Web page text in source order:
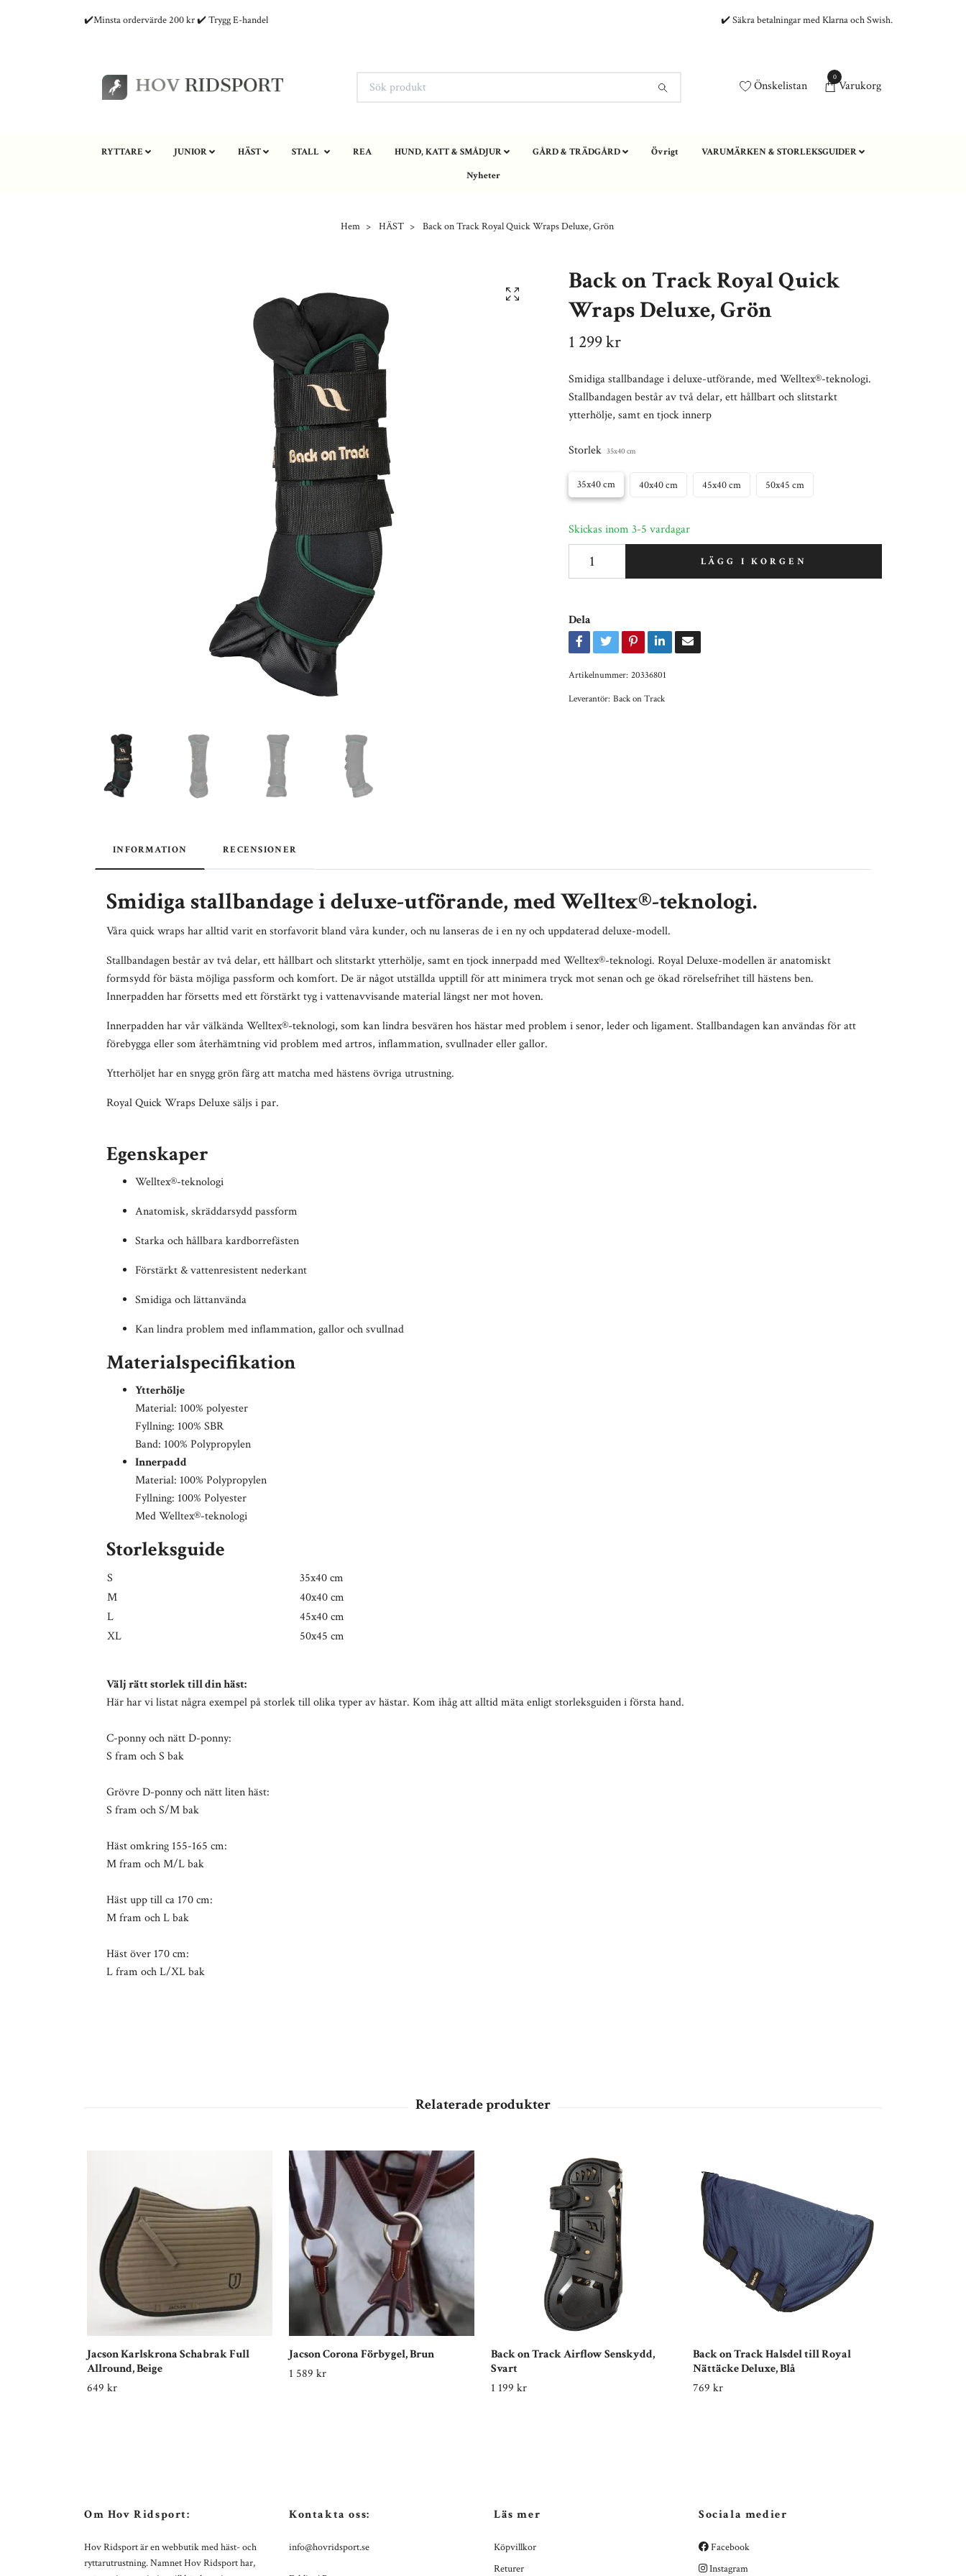
✔️Minsta ordervärde 200 kr ✔️ Trygg E-handel ✔️ Säkra betalningar med Klarna och Swish.
Önskelistan
0
Varukorg
RYTTARE JUNIOR HÄST STALL REA HUND, KATT & SMÅDJUR GÅRD & TRÄDGÅRD Övrigt VARUMÄRKEN & STORLEKSGUIDER
Nyheter
Hem HÄST Back on Track Royal Quick Wraps Deluxe, Grön
Back on Track Royal Quick
Wraps Deluxe, Grön
1 299 kr
Smidiga stallbandage i deluxe-utförande, med Welltex®-teknologi.
Stallbandagen består av två delar, ett hållbart och slitstarkt
ytterhölje, samt en tjock innerp
Storlek 35x40 cm
35x40 cm 40x40 cm 45x40 cm 50x45 cm
Skickas inom 3-5 vardagar
LÄGG I KORGEN
Dela
Artikelnummer: 20336801
Leverantör: Back on Track
INFORMATION RECENSIONER
Smidiga stallbandage i deluxe-utförande, med Welltex®-teknologi.
Våra quick wraps har alltid varit en storfavorit bland våra kunder, och nu lanseras de i en ny och uppdaterad deluxe-modell.
Stallbandagen består av två delar, ett hållbart och slitstarkt ytterhölje, samt en tjock innerpadd med Welltex®-teknologi. Royal Deluxe-modellen är anatomiskt
formsydd för bästa möjliga passform och komfort. De är något utställda upptill för att minimera tryck mot senan och ge ökad rörelsefrihet till hästens ben.
Innerpadden har försetts med ett förstärkt tyg i vattenavvisande material längst ner mot hoven.
Innerpadden har vår välkändaWelltex®-teknologi, som kan lindra besvären hos hästar med problem i senor, leder och ligament. Stallbandagen kan användas för att
förebygga eller som återhämtning vid problem med artros, inflammation, svullnader eller gallor.
Ytterhöljet har en snygg grön färg att matcha med hästens övriga utrustning.
Royal Quick Wraps Deluxe säljs i par.
Egenskaper
Welltex®-teknologi
Anatomisk, skräddarsydd passform
Starka och hållbara kardborrefästen
Förstärkt & vattenresistent nederkant
Smidiga och lättanvända
Kan lindra problem med inflammation, gallor och svullnad
Materialspecifikation
Ytterhölje
Material: 100% polyester
Fyllning: 100% SBR
Band: 100% Polypropylen
Innerpadd
Material: 100% Polypropylen
Fyllning: 100% Polyester
Med Welltex®-teknologi
Storleksguide
S
35x40 cm
M
40x40 cm
L
45x40 cm
XL
50x45 cm
Välj rätt storlek till din häst:
Här har vi listat några exempel på storlek till olika typer av hästar. Kom ihåg att alltid mäta enligt storleksguiden i första hand.
C-ponny och nätt D-ponny:
S fram och S bak
Grövre D-ponny och nätt liten häst:
S fram och S/M bak
Häst omkring 155-165 cm:
M fram och M/L bak
Häst upp till ca 170 cm:
M fram och L bak
Häst över 170 cm:
L fram och L/XL bak
Jacson Karlskrona Schabrak Full
Allround, Beige
649 kr
Jacson Corona Förbygel, Brun
1 589 kr
Back on Track Airflow Senskydd,
Svart
1 199 kr
Back on Track Halsdel till Royal
Nättäcke Deluxe, Blå
769 kr
Om Hov Ridsport:
Hov Ridsport är en webbutik med häst- och
ryttarutrustning. Namnet Hov Ridsport har,
Kontakta oss:
info@hovridsport.se
Läs mer
Köpvillkor
Returer
Sociala medier
Facebook
Instagram